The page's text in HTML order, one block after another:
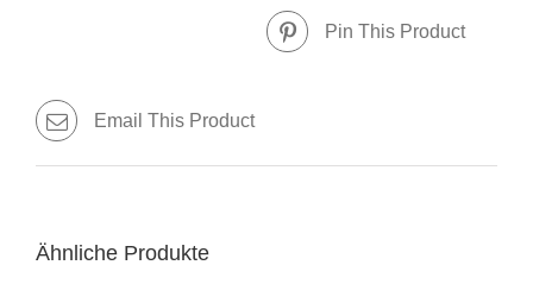
Pin This Product
Email This Product
Ähnliche Produkte